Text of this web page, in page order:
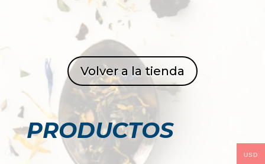
Volver a la tienda
PRODUCTOS
USD